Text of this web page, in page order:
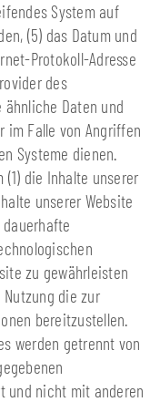
System auf
(5) das Datum und
Protokoll-Adresse
des
Daten und
im Falle von Angriffen
Systeme dienen.
die Inhalte unserer
unserer Website
zu gewährleisten
die zur
bereitzustellen.
werden getrennt von
und nicht mit anderen